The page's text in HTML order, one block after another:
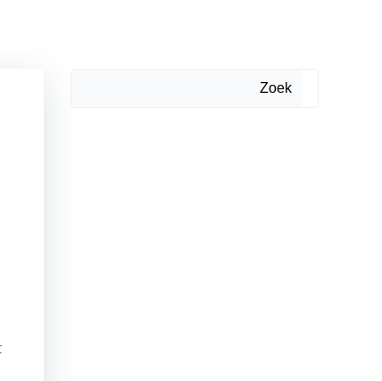
Zoek